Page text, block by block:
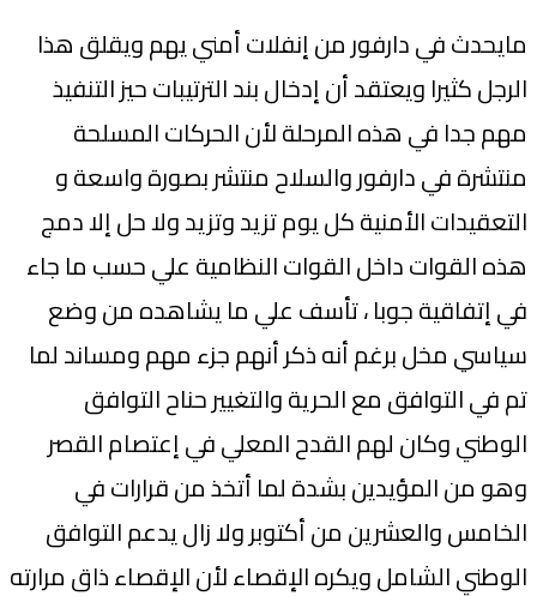
مايحدث في دارفور من إنفلات أمني يهم ويقلق هذا
الرجل كثيرا ويعتقد أن إدخال بند الترتيبات حيز التنفيذ
مهم جدا في هذه المرحلة لأن الحركات المسلحة
منتشرة في دارفور والسلاح منتشر بصورة واسعة و
التعقيدات الأمنية كل يوم تزيد وتزيد ولا حل إلا دمج
هذه القوات داخل القوات النظامية علي حسب ما جاء
في إتفاقية جوبا ، تأسف علي ما يشاهده من وضع
سياسي مخل برغم أنه ذكر أنهم جزء مهم ومساند لما
تم في التوافق مع الحرية والتغيير حناح التوافق
الوطني وكان لهم القدح المعلي في إعتصام القصر
وهو من المؤيدين بشدة لما أتخذ من قرارات في
الخامس والعشرين من أكتوبر ولا زال يدعم التوافق
الوطني الشامل ويكره الإقصاء لأن الإقصاء ذاق مرارته